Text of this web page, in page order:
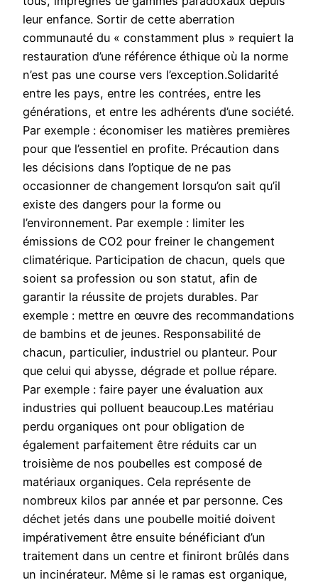
leur enfance. Sortir de cette aberration
communauté du « constamment plus » requiert la
restauration d’une référence éthique où la norme
n’est pas une course vers l’exception.Solidarité
entre les pays, entre les contrées, entre les
générations, et entre les adhérents d’une société.
Par exemple : économiser les matières premières
pour que l’essentiel en profite. Précaution dans
les décisions dans l’optique de ne pas
occasionner de changement lorsqu’on sait qu’il
existe des dangers pour la forme ou
l’environnement. Par exemple : limiter les
émissions de CO2 pour freiner le changement
climatérique. Participation de chacun, quels que
soient sa profession ou son statut, afin de
garantir la réussite de projets durables. Par
exemple : mettre en œuvre des recommandations
de bambins et de jeunes. Responsabilité de
chacun, particulier, industriel ou planteur. Pour
que celui qui abysse, dégrade et pollue répare.
Par exemple : faire payer une évaluation aux
industries qui polluent beaucoup.Les matériau
perdu organiques ont pour obligation de
également parfaitement être réduits car un
troisième de nos poubelles est composé de
matériaux organiques. Cela représente de
nombreux kilos par année et par personne. Ces
déchet jetés dans une poubelle moitié doivent
impérativement être ensuite bénéficiant d’un
traitement dans un centre et finiront brûlés dans
un incinérateur. Même si le ramas est organique,